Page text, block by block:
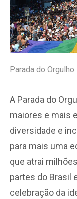
Parada do
A Parada do
maiores e mais
diversidade e
para mais uma
que atrai
partes do Brasil
celebração da